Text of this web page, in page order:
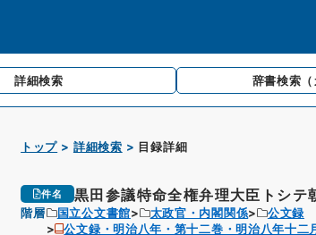
詳細検索 辞書検索
トップ 詳細検索 目録詳細
件名 黒田参議特命全権弁理大臣トシテ
階層 国立公文書館 太政官・内閣関係
公文録
公文録・明治八年・第十二巻・明治八年十二